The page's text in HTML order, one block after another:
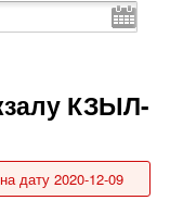
КЗЫЛ-
дату 2020-12-09